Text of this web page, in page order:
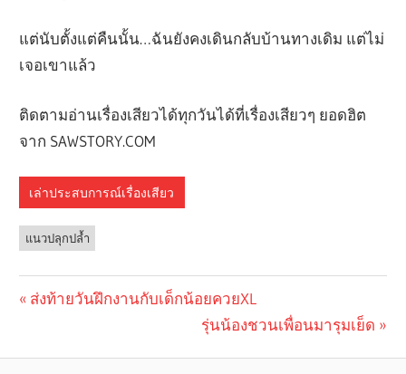
แต่นับตั้งแต่คืนนั้น…ฉันยังคงเดินกลับบ้านทางเดิม แต่ไม่
เจอเขาแล้ว
ติดตามอ่านเรื่องเสียวได้ทุกวันได้ที่เรื่องเสียวๆ ยอดฮิต
จาก SAWSTORY.COM
เล่าประสบการณ์เรื่องเสียว
แนวปลุกปล้ำ
navigation
Previous
ส่งท้ายวันฝึกงานกับเด็กน้อยควยXL
Next
รุ่นน้องชวนเพื่อนมารุมเย็ด